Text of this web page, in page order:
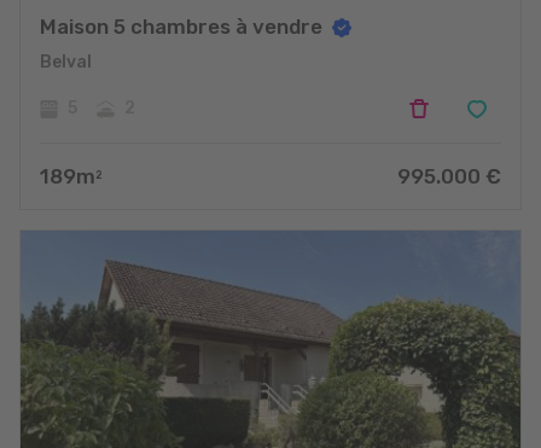
Maison 5 chambres à vendre
Belval
189m 2 995.000 €